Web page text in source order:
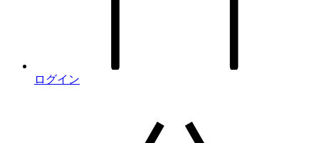
ログイン